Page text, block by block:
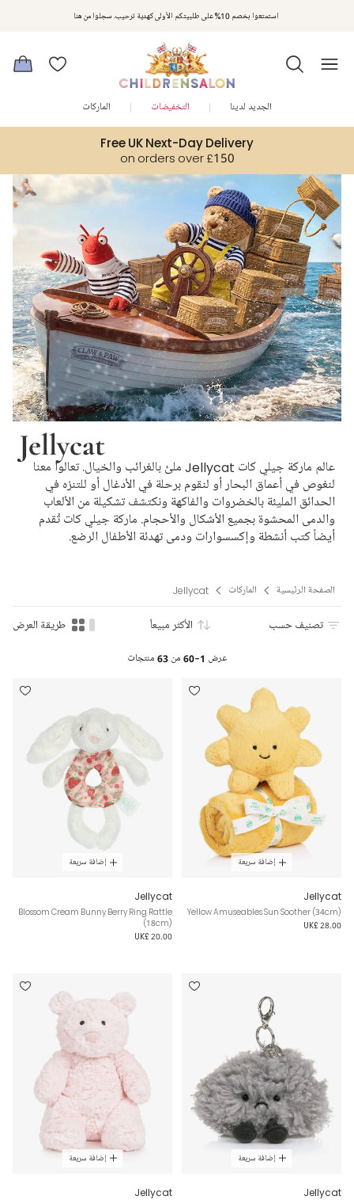
استمتعوا بخصم 10% على طلبيتكم الأولى كهدية ترحيب. سجلوا من هنا
مكافآت تشلدرن صالون | اجمعوا النقاط مع كل عملية شراء لتحصلوا على هدايا حصرية وعروض مصممة خصيصا لتلبي
متطلباتكم
Free UK Next-Day Delivery
on orders over £150
الجديد لدينا التخفيضات الماركات
Jellycat
عالم ماركة جيلي كات Jellycat ملئ بالغرائب والخيال. تعالوا معنا
لنغوص في أعماق البحار أو لنقوم برحلة في الأدغال أو للتنزه في
الحدائق المليئة بالخضروات والفاكهة ونكتشف تشكيلة من الألعاب
والدمى المحشوة بجميع الأشكال والأحجام. ماركة جيلي كات تُقدم
أيضاً كتب أنشطة وإكسسوارات ودمى تهدئة الأطفال الرضع.
الصفحة الرئيسية الماركات Jellycat
تصنيف حسب الأكثر مبيعاً طريقة العرض
عرض 1-60 من 63 منتجات
إضافة سريعة
Jellycat
Yellow Amuseables Sun Soother (34cm)
UK£ 28.00
إضافة سريعة
Jellycat
Blossom Cream Bunny Berry Ring Rattle
(18cm)
UK£ 20.00
إضافة سريعة
Jellycat
إضافة سريعة
Jellycat